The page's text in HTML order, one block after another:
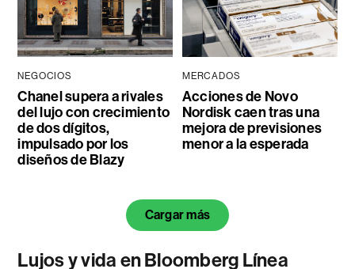
NEGOCIOS
Chanel supera a rivales
del lujo con crecimiento
de dos dígitos,
impulsado por los
diseños de Blazy
MERCADOS
Acciones de Novo
Nordisk caen tras una
mejora de previsiones
menor a la esperada
Cargar más
Lujos y vida en Bloomberg Línea